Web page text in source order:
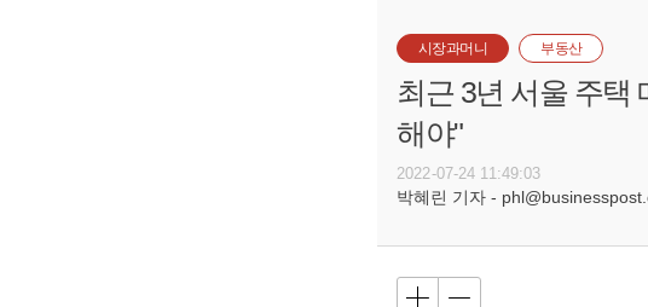
시장과머니 부동산
최근 3년 서울 주택
해야"
2022-07-24 11:49:03
박혜린 기자 -